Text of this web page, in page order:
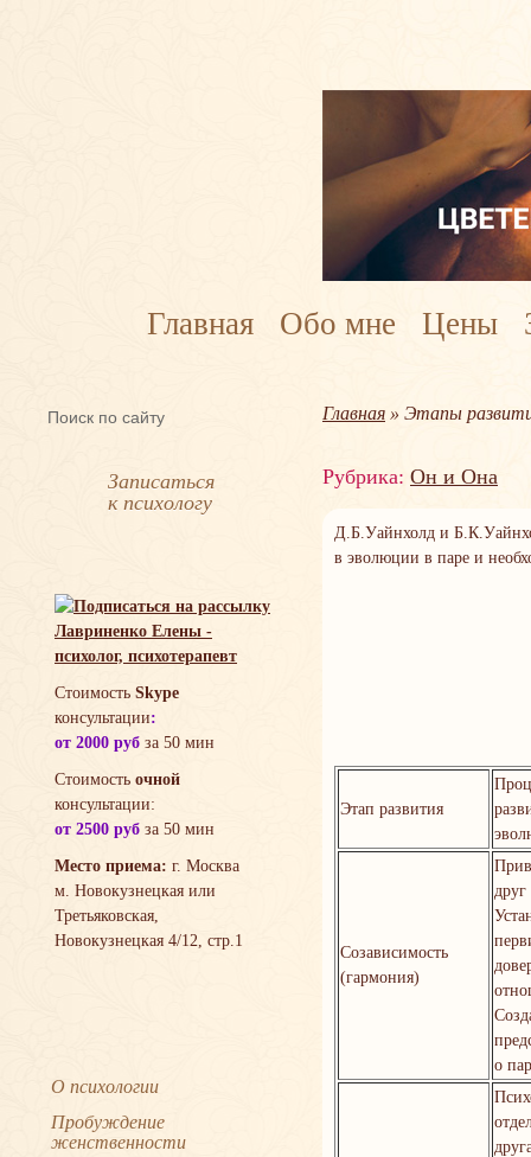
Главная Обо мне Цены
Записаться
к психологу
Стоимость Skype
консультации:
от 2000 руб за 50 мин
Стоимость очной
консультации:
от 2500 руб за 50 мин
Место приема: г. Москва
м. Новокузнецкая или
Третьяковская,
Новокузнецкая 4/12, стр.1
О психологии
Пробуждение
женственности
Главная » Этапы
Рубрика: Он и Она
Д.Б.Уайнхолд и
в эволюции в паре и
Этап развития
Созависимость
(гармония)
друг
о